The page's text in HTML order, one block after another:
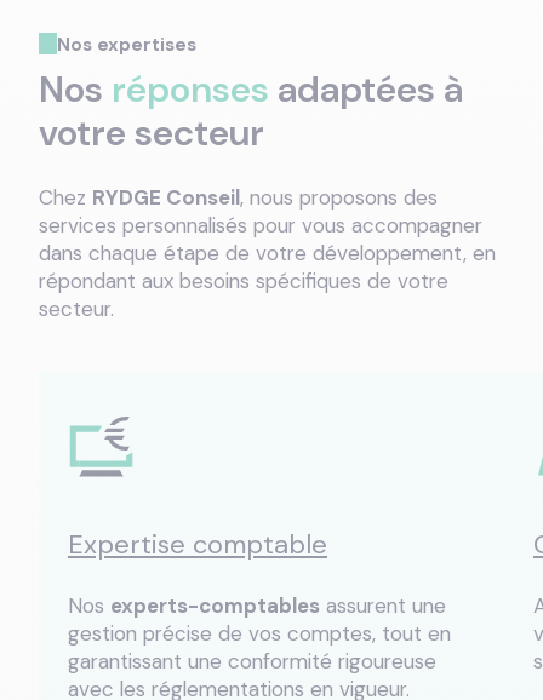
Nos expertises
Nos réponses adaptées à
votre secteur
Chez RYDGE Conseil, nous proposons des
services personnalisés pour vous accompagner
dans chaque étape de votre développement, en
répondant aux besoins spécifiques de votre
secteur.
Expertise comptable
Nos experts-comptables assurent une
gestion précise de vos comptes, tout en
garantissant une conformité rigoureuse
avec les réglementations en vigueur.